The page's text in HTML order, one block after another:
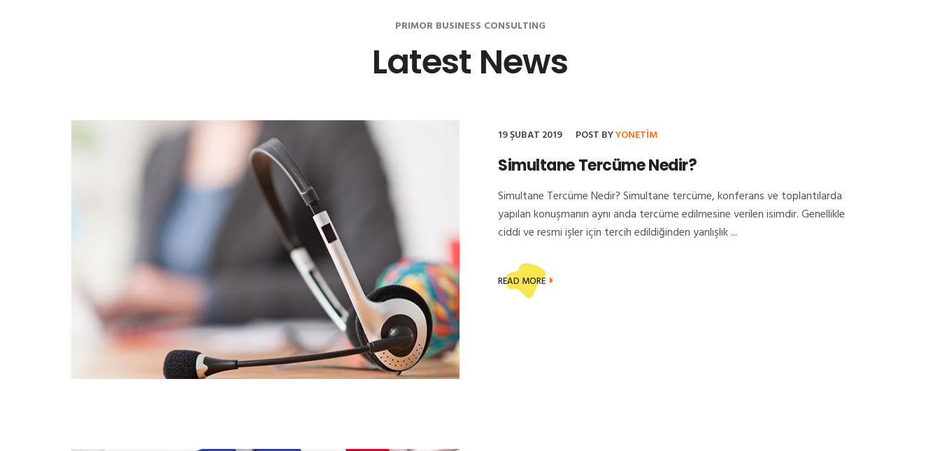
PRIMOR BUSINESS CONSULTING
Latest News
19 ŞUBAT 2019 POST BYYONETIM
Simultane Tercüme Nedir?
Simultane Tercüme Nedir? Simultane tercüme, konferans ve toplantılarda
yapılan konuşmanın aynı anda tercüme edilmesine verilen isimdir. Genellikle
ciddi ve resmi işler için tercih edildiğinden yanlışlık ...
READ MORE